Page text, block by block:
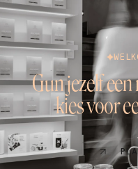
Gun jezelf
kies voor